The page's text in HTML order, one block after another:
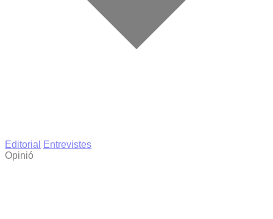
Editorial
Entrevistes
Opinió